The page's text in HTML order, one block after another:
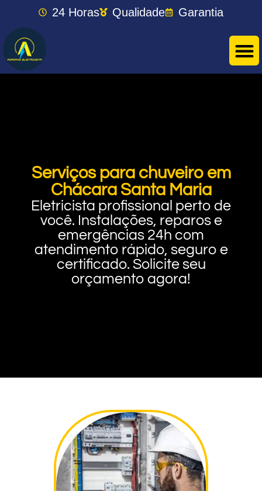
24 Horas Qualidade Garantia
Serviços para chuveiro em
Chácara Santa Maria
Eletricista profissional perto de
você. Instalações, reparos e
emergências 24h com
atendimento rápido, seguro e
certificado. Solicite seu
orçamento agora!